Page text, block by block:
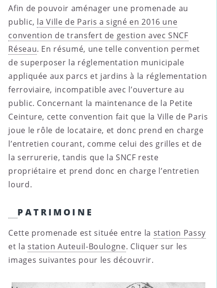
Afin de pouvoir aménager une promenade au
public, la Ville de Paris a signé en 2016 une
convention de transfert de gestion avec SNCF
Réseau. En résumé, une telle convention permet
de superposer la réglementation municipale
appliquée aux parcs et jardins à la réglementation
ferroviaire, incompatible avec l’ouverture au
public. Concernant la maintenance de la Petite
Ceinture, cette convention fait que la Ville de Paris
joue le rôle de locataire, et donc prend en charge
l’entretien courant, comme celui des grilles et de
la serrurerie, tandis que la SNCF reste
propriétaire et prend donc en charge l’entretien
lourd.
PATRIMOINE
Cette promenade est située entre la station Passy
et lastation Auteuil-Boulogne. Cliquer sur les
images suivantes pour les découvrir.